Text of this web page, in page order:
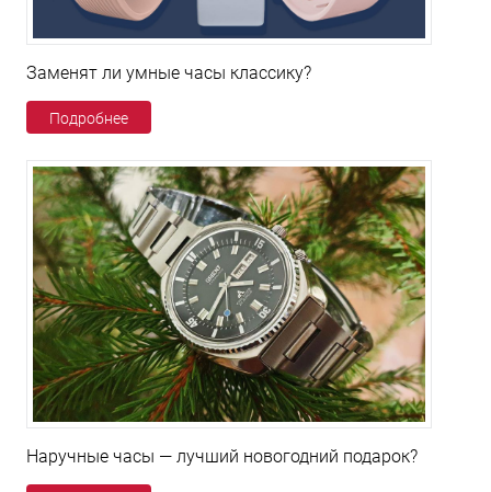
Заменят ли умные часы классику?
Подробнее
Наручные часы — лучший новогодний подарок?